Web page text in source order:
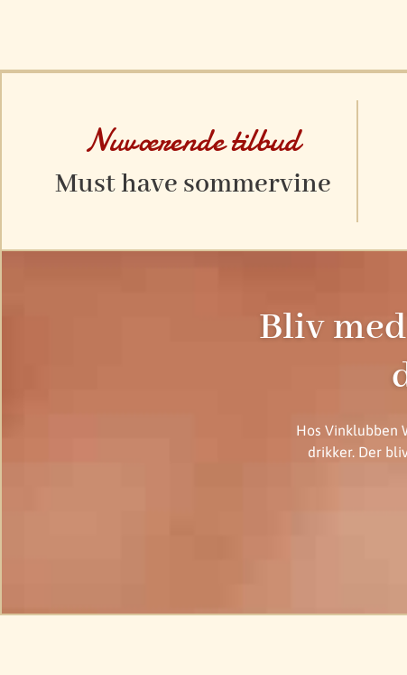
Nuværende tilbud
Must have sommervine
Bliv
Hos Vinklubben
drikker. Der